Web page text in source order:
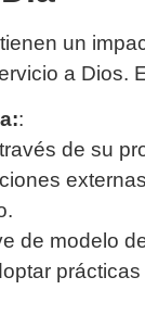
un
a Dios.
:
de su
de modelo